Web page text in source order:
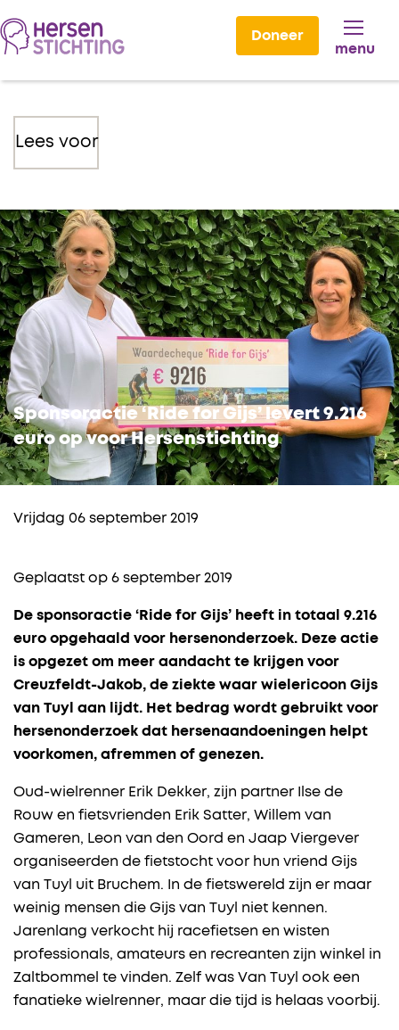
Doneer
menu
Lees voor
Sponsoractie ‘Ride for Gijs’ levert 9.216
euro op voor Hersenstichting
Vrijdag 06 september 2019
Geplaatst op 6 september 2019
De sponsoractie ‘Ride for Gijs’ heeft in totaal 9.216
euro opgehaald voor hersenonderzoek. Deze actie
is opgezet om meer aandacht te krijgen voor
Creuzfeldt-Jakob, de ziekte waar wielericoon Gijs
van Tuyl aan lijdt. Het bedrag wordt gebruikt voor
hersenonderzoek dat hersenaandoeningen helpt
voorkomen, afremmen of genezen.
Oud-wielrenner Erik Dekker, zijn partner Ilse de
Rouw en fietsvrienden Erik Satter, Willem van
Gameren, Leon van den Oord en Jaap Viergever
organiseerden de fietstocht voor hun vriend Gijs
van Tuyl uit Bruchem. In de fietswereld zijn er maar
weinig mensen die Gijs van Tuyl niet kennen.
Jarenlang verkocht hij racefietsen en wisten
professionals, amateurs en recreanten zijn winkel in
Zaltbommel te vinden. Zelf was Van Tuyl ook een
fanatieke wielrenner, maar die tijd is helaas voorbij.